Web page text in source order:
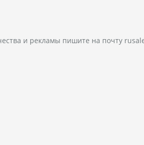
и рекламы пишите на почту